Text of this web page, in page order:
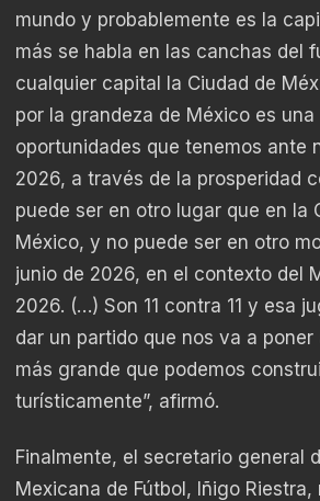
mundo y probablemente es la
más se habla en las canchas del
cualquier capital la Ciudad de
por la grandeza de México es una
oportunidades que tenemos ante
2026, a través de la prosperidad
puede ser en otro lugar que en la
México, y no puede ser en otro
junio de 2026, en el contexto del
2026. (…) Son 11 contra 11 y esa
dar un partido que nos va a
más grande que podemos
turísticamente”, afirmó.
Finalmente, el secretario general
Mexicana de Fútbol, Iñigo